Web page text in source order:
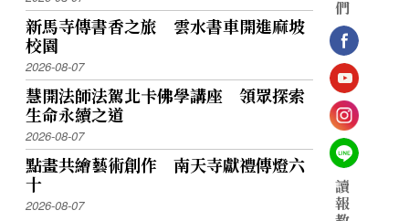
新馬寺傳書香之旅 雲水書車開進麻坡
校園
2026-08-07
慧開法師法駕北卡佛學講座 領眾探索
生命永續之道
2026-08-07
點畫共繪藝術創作 南天寺獻禮傳燈六
十
2026-08-07
們
讀
報